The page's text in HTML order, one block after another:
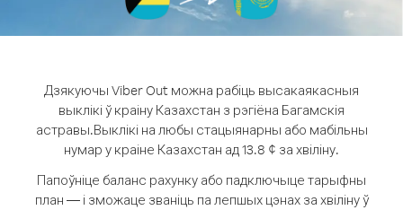
Дзякуючы Viber Out можна рабіць высакаякасныя
выклікі ў краіну Казахстан з рэгіёна Багамскія
астравы.Выклікі на любы стацыянарны або мабільны
нумар у краіне Казахстан ад 13.8 ¢ за хвіліну.
Папоўніце баланс рахунку або падключыце тарыфны
план — і зможаце званіць па лепшых цэнах за хвіліну ў